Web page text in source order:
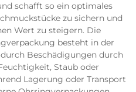
schafft so ein optimales
zu sichern und
Wert zu steigern. Die
besteht in der
Beschädigungen durch
Staub oder
Lagerung oder Transport